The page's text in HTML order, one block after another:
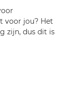
voor jou? Het
zijn, dus dit is